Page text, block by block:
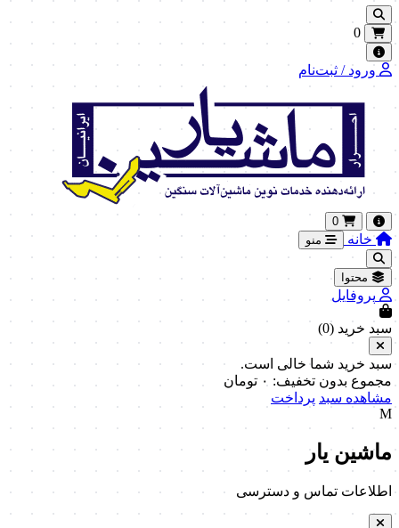
0
ورود / ثبت‌نام
0
خانه منو
محتوا
پروفایل
سبد خرید (0
)
سبد خرید شما خالی است.
مجموع بدون تخفیف: ۰ تومان
مشاهده سبد پرداخت
M
ماشین یار
اطلاعات تماس و دسترسی